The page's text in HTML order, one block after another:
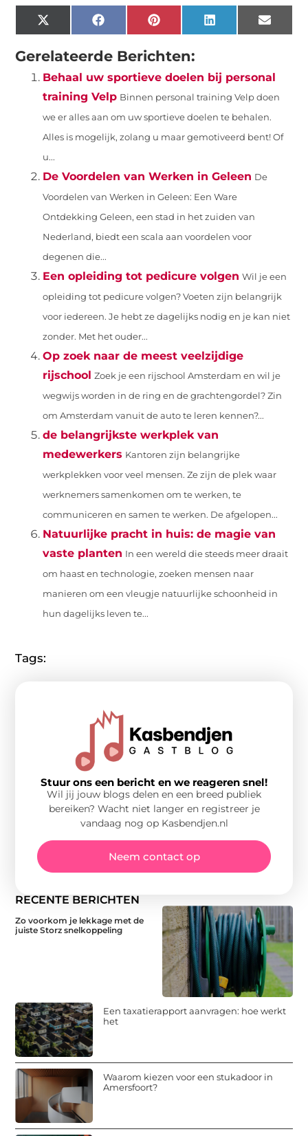
X
(Twitter)
FacebookPinterestLinkedInEmail
Gerelateerde Berichten:
Behaal uw sportieve doelen bij personal
training Velp Binnen personal training Velp doen
we er alles aan om uw sportieve doelen te behalen.
Alles is mogelijk, zolang u maar gemotiveerd bent! Of
u...
De Voordelen van Werken in Geleen De
Voordelen van Werken in Geleen: Een Ware
Ontdekking Geleen, een stad in het zuiden van
Nederland, biedt een scala aan voordelen voor
degenen die...
Een opleiding tot pedicure volgen Wil je een
opleiding tot pedicure volgen? Voeten zijn belangrijk
voor iedereen. Je hebt ze dagelijks nodig en je kan niet
zonder. Met het ouder...
Op zoek naar de meest veelzijdige
rijschool Zoek je een rijschool Amsterdam en wil je
wegwijs worden in de ring en de grachtengordel? Zin
om Amsterdam vanuit de auto te leren kennen?...
de belangrijkste werkplek van
medewerkers Kantoren zijn belangrijke
werkplekken voor veel mensen. Ze zijn de plek waar
werknemers samenkomen om te werken, te
communiceren en samen te werken. De afgelopen...
Natuurlijke pracht in huis: de magie van
vaste planten In een wereld die steeds meer draait
om haast en technologie, zoeken mensen naar
manieren om een vleugje natuurlijke schoonheid in
hun dagelijks leven te...
Tags:
RECENTE BERICHTEN
Zo voorkom je lekkage met de
juiste Storz snelkoppeling
Een taxatierapport aanvragen: hoe werkt
het
Waarom kiezen voor een stukadoor in
Amersfoort?
Stuur ons een bericht en we reageren snel!
Wil jij jouw blogs delen en een breed publiek
bereiken? Wacht niet langer en registreer je
vandaag nog op Kasbendjen.nl
Neem contact op